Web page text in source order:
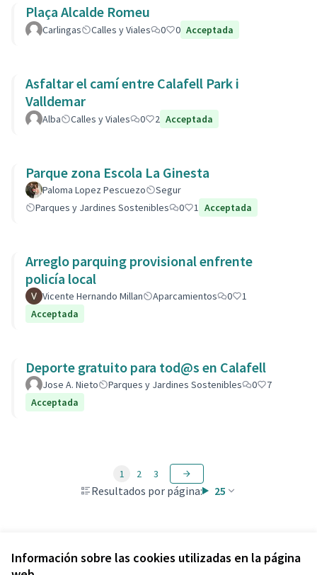
Información sobre las cookies utilizadas en la página
Plaça Alcalde Romeu
Carlingas Calles y Viales 0 0 Acceptada
Asfaltar el camí entre Calafell Park i
Valldemar
Alba Calles y Viales 0 2 Acceptada
Parque zona Escola La Ginesta
Paloma Lopez Pescuezo
Segur
Parques y Jardines Sostenibles
0 1 Acceptada
Arreglo parquing provisional enfrente
policía local
Vicente Hernando Millan Aparcamientos 0
1
Acceptada
Deporte gratuito para tod@s en Calafell
Jose A. Nieto Parques y Jardines Sostenibles 0
7
Acceptada
Resultados por página: 25
1 2 3
Ver todas las propuestas retiradas